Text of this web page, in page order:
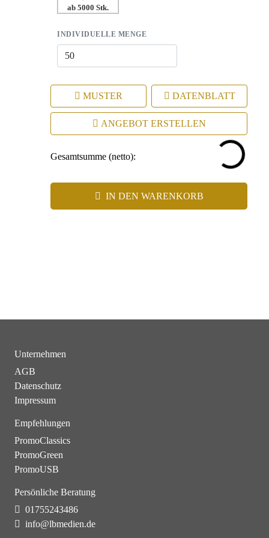
ab 5000 Stk.
INDIVIDUELLE MENGE
MUSTER DATENBLATT
ANGEBOT ERSTELLEN
Gesamtsumme (netto):
IN DEN WARENKORB
Unternehmen
AGB
Datenschutz
Impressum
Empfehlungen
PromoClassics
PromoGreen
PromoUSB
Persönliche Beratung
01755243486
info@lbmedien.de